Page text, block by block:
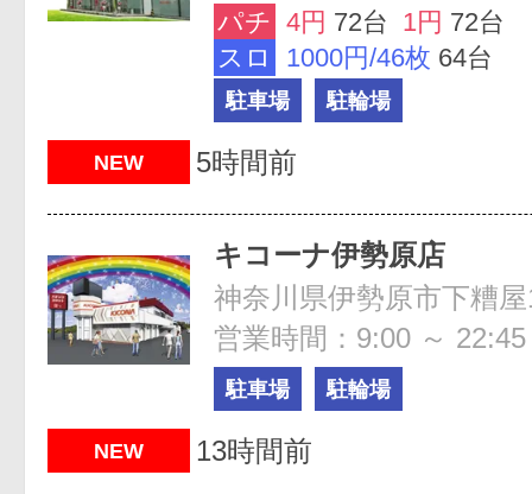
パチ 4円 72台 1円 72台
スロ
1000円/46枚 64台
駐車場 駐輪場
NEW 5時間前
キコーナ伊勢原店
神奈川県伊勢原市下糟
営業時間：9:00 ～ 22:45
駐車場 駐輪場
NEW 13時間前